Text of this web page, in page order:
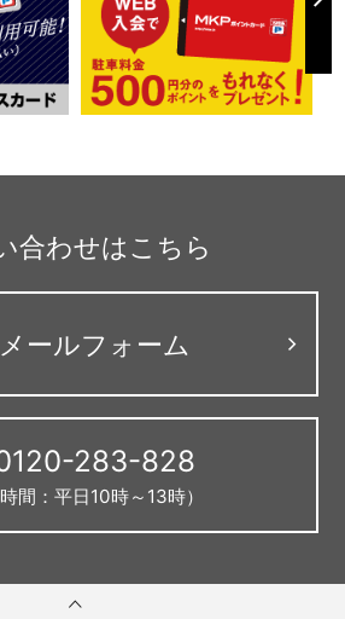
合わせはこちら
メールフォーム
283-828
時間：平日10時～13時）